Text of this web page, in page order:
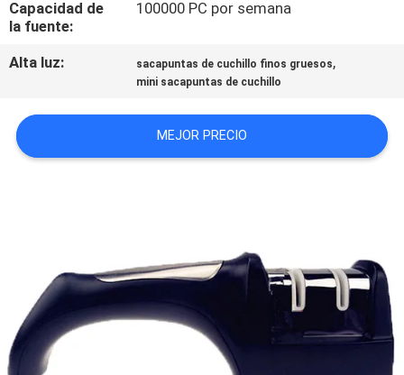
CON
NOSOTROS
NOTICIAS
SOLICITAR
UNA
CITA
Capacidad de
la fuente:
100000 PC por semana
Alta luz: sacapuntas de cuchillo finos gruesos,
mini sacapuntas de cuchillo
MEJOR PRECIO